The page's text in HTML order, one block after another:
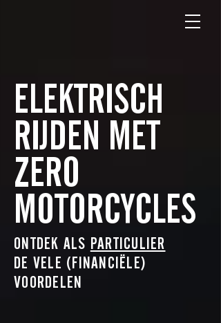
ELEKTRISCH
RIJDEN MET
ZERO
MOTORCYCLES
ONTDEK ALS PARTICULIER
DE VELE (FINANCIËLE)
VOORDELEN